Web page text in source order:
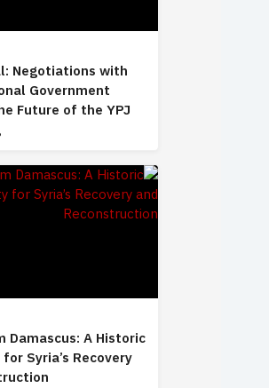
Negotiations with
Government
Future of the YPJ
Damascus: A Historic
Syria’s Recovery